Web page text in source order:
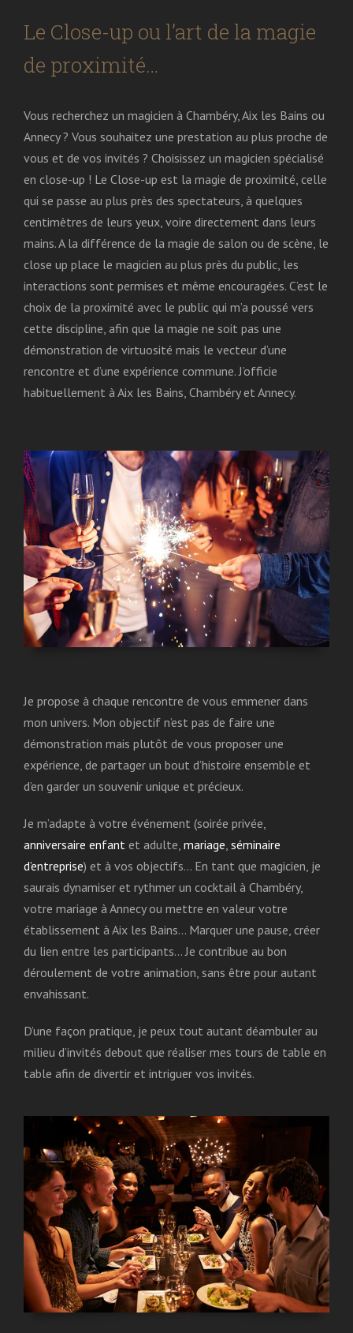
Le Close-up ou l’art de la magie
de proximité…
Vous recherchez un magicien à Chambéry, Aix les Bains ou
Annecy ? Vous souhaitez une prestation au plus proche de
vous et de vos invités ? Choisissez un magicien spécialisé
en close-up ! Le Close-up est la magie de proximité, celle
qui se passe au plus près des spectateurs, à quelques
centimètres de leurs yeux, voire directement dans leurs
mains. A la différence de la magie de salon ou de scène, le
close up place le magicien au plus près du public, les
interactions sont permises et même encouragées. C’est le
choix de la proximité avec le public qui m’a poussé vers
cette discipline, afin que la magie ne soit pas une
démonstration de virtuosité mais le vecteur d’une
rencontre et d’une expérience commune. J’officie
habituellement à Aix les Bains, Chambéry et Annecy.
Je propose à chaque rencontre de vous emmener dans
mon univers. Mon objectif n’est pas de faire une
démonstration mais plutôt de vous proposer une
expérience, de partager un bout d’histoire ensemble et
d’en garder un souvenir unique et précieux.
Je m’adapte à votre événement (soirée privée,
anniversaire enfantet adulte, mariage, séminaire
d’entreprise) et à vos objectifs… En tant que magicien, je
saurais dynamiser et rythmer un cocktail à Chambéry,
votre mariage à Annecy ou mettre en valeur votre
établissement à Aix les Bains… Marquer une pause, créer
du lien entre les participants… Je contribue au bon
déroulement de votre animation, sans être pour autant
envahissant.
D’une façon pratique, je peux tout autant déambuler au
milieu d’invités debout que réaliser mes tours de table en
table afin de divertir et intriguer vos invités.